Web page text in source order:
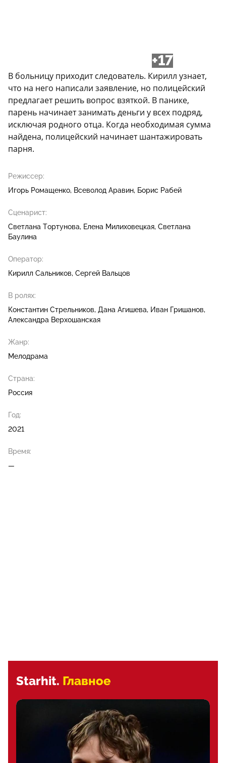
+17
В больницу приходит следователь. Кирилл узнает,
что на него написали заявление, но полицейский
предлагает решить вопрос взяткой. В панике,
парень начинает занимать деньги у всех подряд,
исключая родного отца. Когда необходимая сумма
найдена, полицейский начинает шантажировать
парня.
Режиссер:
Игорь Ромащенко Всеволод Аравин Борис Рабей
Сценарист:
Светлана Тортунова Елена Милиховецкая Светлана
Баулина
Оператор:
Кирилл Сальников Сергей Вальцов
В ролях:
Константин Стрельников Дана Агишева Иван Гришанов
Александра Верхошанская
Жанр:
Мелодрама
Страна:
Россия
Год:
2021
Время:
—
Starhit. Главное